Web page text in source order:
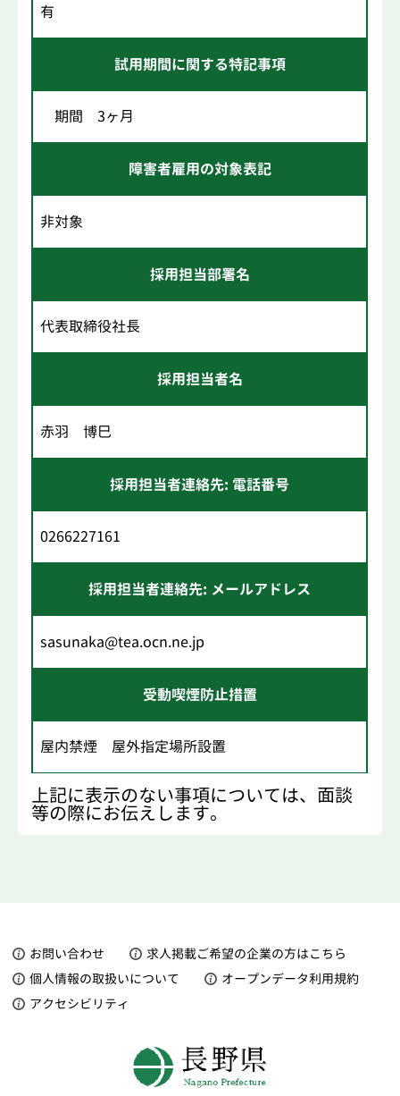
有
試用期間に関する特記事項
期間 3ヶ月
障害者雇用の対象表記
非対象
採用担当部署名
代表取締役社長
採用担当者名
赤羽 博巳
採用担当者連絡先: 電話番号
0266227161
採用担当者連絡先: メールアドレス
sasunaka@tea.ocn.ne.jp
受動喫煙防止措置
屋内禁煙 屋外指定場所設置
上記に表示のない事項については、面談
等の際にお伝えします。
お問い合わせ
求人掲載ご希望の企業の方はこちら
個人情報の取扱いについて
オープンデータ利用規約
アクセシビリティ